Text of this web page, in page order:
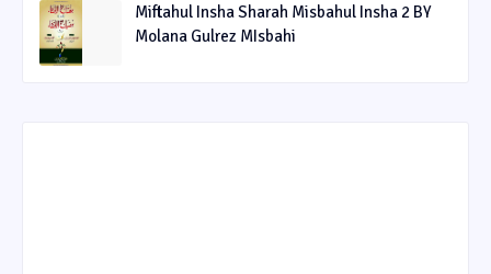
Miftahul Insha Sharah Misbahul Insha 2 BY
Molana Gulrez MIsbahi